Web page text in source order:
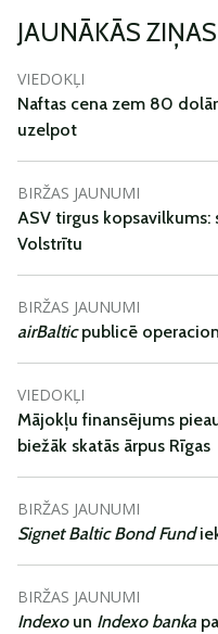
JAUNĀKĀS ZIŅAS
VIEDOKĻI
Naftas cena zem 80
uzelpot
BIRŽAS JAUNUMI
ASV tirgus kopsavilkums:
Volstrītu
BIRŽAS JAUNUMI
airBalticpublicē
VIEDOKĻI
Mājokļu finansējums
biežāk skatās ārpus Rīgas
BIRŽAS JAUNUMI
Signet Baltic Bond Fund
BIRŽAS JAUNUMI
Indexoun Indexo banka